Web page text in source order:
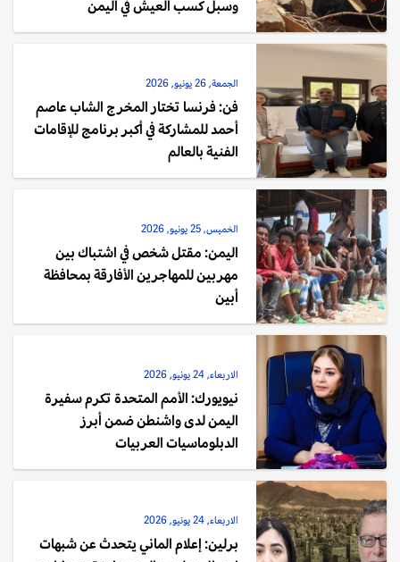
وسبل كسب العيش في اليمن
الجمعة, 26 يونيو, 2026
فن: فرنسا تختار المخرج الشاب عاصم
أحمد للمشاركة في أكبر برنامج للإقامات
الفنية بالعالم
الخميس, 25 يونيو, 2026
اليمن: مقتل شخص في اشتباك بين
مهربين للمهاجرين الأفارقة بمحافظة
أبين
الاربعاء, 24 يونيو, 2026
نيويورك: الأمم المتحدة تكرم سفيرة
اليمن لدى واشنطن ضمن أبرز
الدبلوماسيات العربيات
الاربعاء, 24 يونيو, 2026
برلين: إعلام الماني يتحدث عن شبهات